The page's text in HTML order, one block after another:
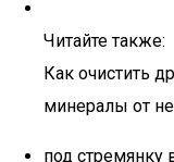
Читайте также:
Как очистить
минералы от
под стремянку